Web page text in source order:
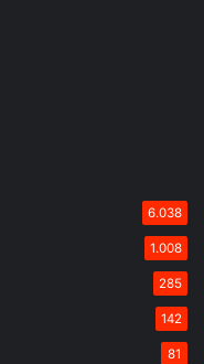
6.038
1.008
285
142
81